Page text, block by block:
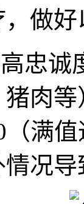
做
忠诚
猪肉
满
况